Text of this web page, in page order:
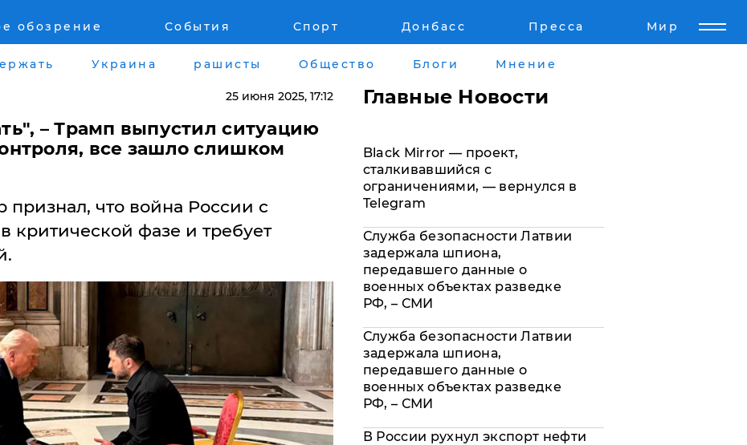
обозрение События Спорт Донбасс Пресса Мир
Война на Донбассе и в Крыму
"ЛНР"
Оккупация Крыма
Новости Крыма
Донбасс
Армия Украины
Лайф стайл
Помощь проекту
Стиль Диалога
Общество
Пресс-релизы
Украина рашисты Общество Блоги Мнение
25 июня 2025, 17:12
– Трамп выпустил ситуацию
все зашло слишком
что война России с
критической фазе и требует
Главные Новости
Black Mirror — проект,
сталкивавшийся с
ограничениями, — вернулся в
Telegram
Служба безопасности Латвии
задержала шпиона,
передавшего данные о
военных объектах разведке
РФ, – СМИ
Служба безопасности Латвии
задержала шпиона,
передавшего данные о
военных объектах разведке
РФ, – СМИ
В России рухнул экспорт нефти